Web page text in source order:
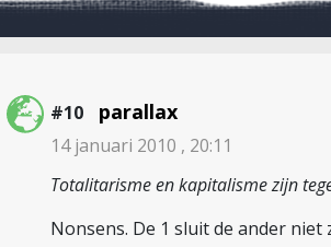
#10 parallax
14 januari 2010 , 20:11
Totalitarisme en kapitalisme zijn
Nonsens. De 1 sluit de ander niet